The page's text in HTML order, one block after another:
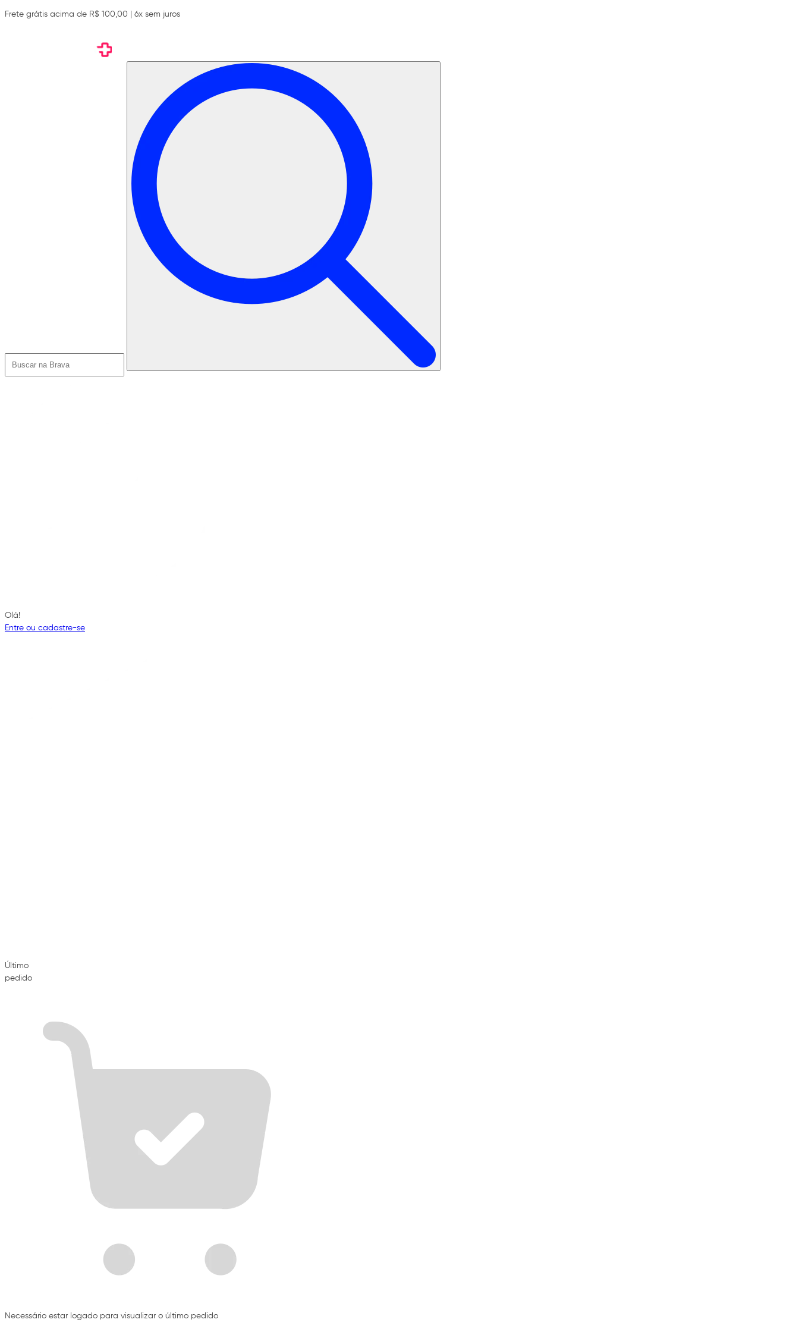
Frete grátis acima de R$ 100,00 | 6x sem juros
Olá!
Entre ou cadastre-se
Último
pedido
Necessário estar logado para visualizar o último pedido